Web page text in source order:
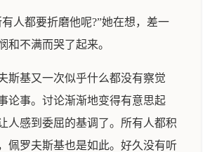
人都要折磨他呢?”她在想，差一
和不满而哭了起来。
斯基又一次似乎什么都没有察觉
论事。讨论渐渐地变得有意思起
人感到委屈的基调了。所有人都积
佩罗夫斯基也是如此。好久没有听